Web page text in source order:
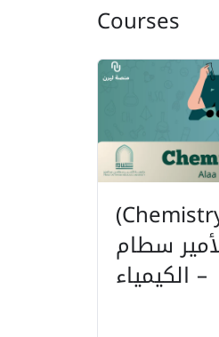
Courses
سطام
– الكيمياء